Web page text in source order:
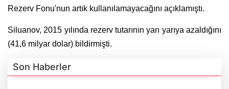
Rezerv Fonu'nun artık kullanılamayacağını açıklamıştı.
Siluanov, 2015 yılında rezerv tutarının yarı yarıya azaldığını
(41,6 milyar dolar) bildirmişti.
Son Haberler